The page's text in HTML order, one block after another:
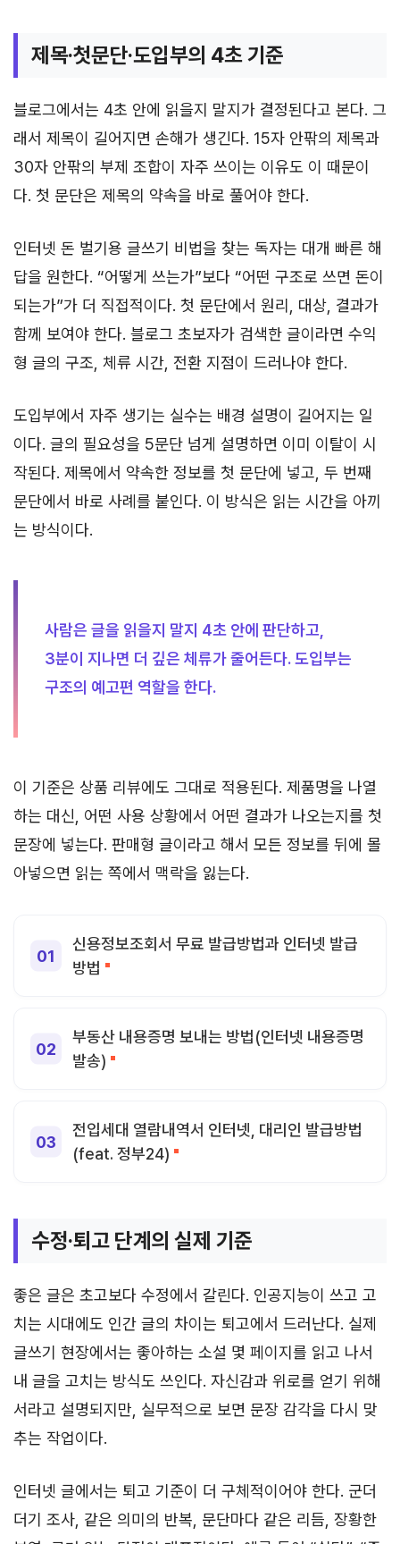
제목·첫문단·도입부의 4초 기준
블로그에서는 4초 안에 읽을지 말지가 결정된다고 본다. 그
래서 제목이 길어지면 손해가 생긴다. 15자 안팎의 제목과
30자 안팎의 부제 조합이 자주 쓰이는 이유도 이 때문이
다. 첫 문단은 제목의 약속을 바로 풀어야 한다.
인터넷 돈 벌기용 글쓰기 비법을 찾는 독자는 대개 빠른 해
답을 원한다. “어떻게 쓰는가”보다 “어떤 구조로 쓰면 돈이
되는가”가 더 직접적이다. 첫 문단에서 원리, 대상, 결과가
함께 보여야 한다. 블로그 초보자가 검색한 글이라면 수익
형 글의 구조, 체류 시간, 전환 지점이 드러나야 한다.
도입부에서 자주 생기는 실수는 배경 설명이 길어지는 일
이다. 글의 필요성을 5문단 넘게 설명하면 이미 이탈이 시
작된다. 제목에서 약속한 정보를 첫 문단에 넣고, 두 번째
문단에서 바로 사례를 붙인다. 이 방식은 읽는 시간을 아끼
는 방식이다.
사람은 글을 읽을지 말지 4초 안에 판단하고,
3분이 지나면 더 깊은 체류가 줄어든다. 도입부는
구조의 예고편 역할을 한다.
이 기준은 상품 리뷰에도 그대로 적용된다. 제품명을 나열
하는 대신, 어떤 사용 상황에서 어떤 결과가 나오는지를 첫
문장에 넣는다. 판매형 글이라고 해서 모든 정보를 뒤에 몰
아넣으면 읽는 쪽에서 맥락을 잃는다.
신용정보조회서 무료 발급방법과 인터넷 발급
방법
부동산 내용증명 보내는 방법(인터넷 내용증명
발송)
전입세대 열람내역서 인터넷, 대리인 발급방법
(feat. 정부24)
수정·퇴고 단계의 실제 기준
좋은 글은 초고보다 수정에서 갈린다. 인공지능이 쓰고 고
치는 시대에도 인간 글의 차이는 퇴고에서 드러난다. 실제
글쓰기 현장에서는 좋아하는 소설 몇 페이지를 읽고 나서
내 글을 고치는 방식도 쓰인다. 자신감과 위로를 얻기 위해
서라고 설명되지만, 실무적으로 보면 문장 감각을 다시 맞
추는 작업이다.
인터넷 글에서는 퇴고 기준이 더 구체적이어야 한다. 군더
더기 조사, 같은 의미의 반복, 문단마다 같은 리듬, 장황한